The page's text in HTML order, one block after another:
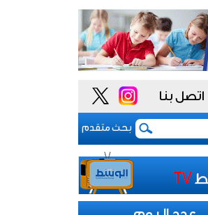
اتصل بنا
بحث متقدم
مجلس الأمن يدين